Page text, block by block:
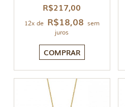
R$217,00
12x de R$18,08 sem
juros
COMPRAR